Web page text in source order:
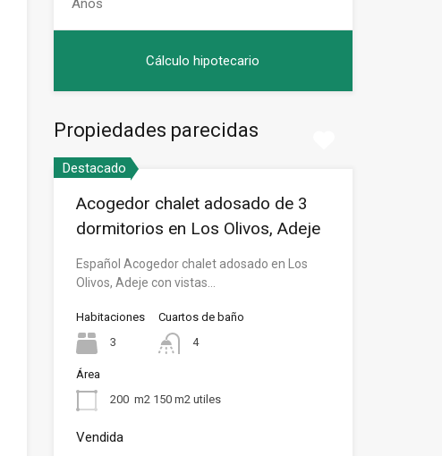
Propiedades parecidas
Destacado
Acogedor chalet adosado de 3
dormitorios en Los Olivos, Adeje
Español Acogedor chalet adosado en Los
Olivos, Adeje con vistas…
Habitaciones
3
Cuartos de baño
4
Área
200 m2 150 m2 utiles
Vendida